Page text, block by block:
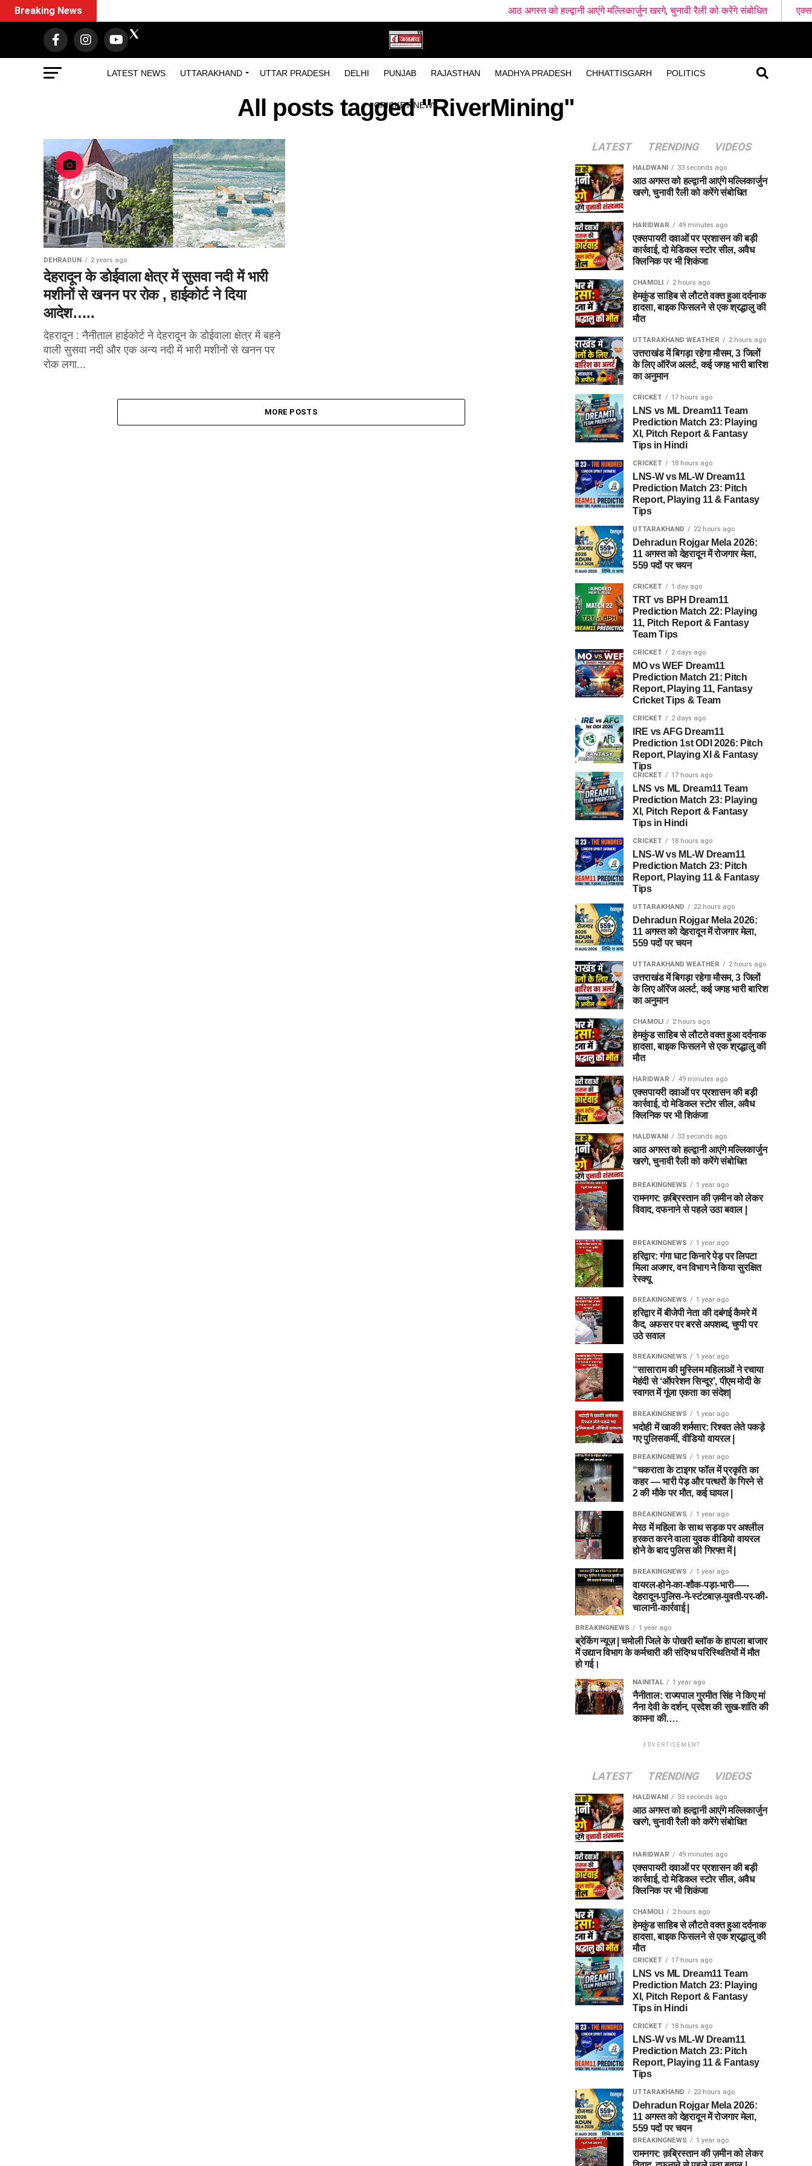
LATEST NEWS UTTARAKHAND UTTAR PRADESH DELHI PUNJAB RAJASTHAN MADHYA PRADESH CHHATTISGARH POLITICS
CRICKET NEWS
Breaking News आठ अगस्त को हल्द्वानी आएंगे मल्लिकार्जुन खरगे, चुनावी रैली को करेंगे संबोधित एक्सपायरी दवाओं
All posts tagged "RiverMining"
DEHRADUN 2 years ago
देहरादून के डोईवाला क्षेत्र में सुसवा नदी में भारी
मशीनों से खनन पर रोक , हाईकोर्ट ने दिया
आदेश…..
देहरादून : नैनीताल हाईकोर्ट ने देहरादून के डोईवाला क्षेत्र में बहने
वाली सुसवा नदी और एक अन्य नदी में भारी मशीनों से खनन पर
रोक लगा...
MORE POSTS
LATEST TRENDING VIDEOS
HALDWANI 33 seconds ago
आठ अगस्त को हल्द्वानी आएंगे मल्लिकार्जुन
खरगे, चुनावी रैली को करेंगे संबोधित
HARIDWAR 49 minutes ago
एक्सपायरी दवाओं पर प्रशासन की बड़ी
कार्रवाई, दो मेडिकल स्टोर सील, अवैध
क्लिनिक पर भी शिकंजा
CHAMOLI 2 hours ago
हेमकुंड साहिब से लौटते वक्त हुआ दर्दनाक
हादसा, बाइक फिसलने से एक श्रद्धालु की
मौत
UTTARAKHAND WEATHER 2 hours ago
उत्तराखंड में बिगड़ा रहेगा मौसम, 3 जिलों
के लिए ऑरेंज अलर्ट, कई जगह भारी बारिश
का अनुमान
CRICKET 17 hours ago
LNS vs ML Dream11 Team
Prediction Match 23: Playing
XI, Pitch Report & Fantasy
Tips in Hindi
CRICKET 18 hours ago
LNS-W vs ML-W Dream11
Prediction Match 23: Pitch
Report, Playing 11 & Fantasy
Tips
UTTARAKHAND 22 hours ago
Dehradun Rojgar Mela 2026:
11 अगस्त को देहरादून में रोजगार मेला,
559 पदों पर चयन
CRICKET 1 day ago
TRT vs BPH Dream11
Prediction Match 22: Playing
11, Pitch Report & Fantasy
Team Tips
CRICKET 2 days ago
MO vs WEF Dream11
Prediction Match 21: Pitch
Report, Playing 11, Fantasy
Cricket Tips & Team
CRICKET 2 days ago
IRE vs AFG Dream11
Prediction 1st ODI 2026: Pitch
Report, Playing XI & Fantasy
Tips
CRICKET 17 hours ago
LNS vs ML Dream11 Team
Prediction Match 23: Playing
XI, Pitch Report & Fantasy
Tips in Hindi
CRICKET 18 hours ago
LNS-W vs ML-W Dream11
Prediction Match 23: Pitch
Report, Playing 11 & Fantasy
Tips
UTTARAKHAND 22 hours ago
Dehradun Rojgar Mela 2026:
11 अगस्त को देहरादून में रोजगार मेला,
559 पदों पर चयन
UTTARAKHAND WEATHER 2 hours ago
उत्तराखंड में बिगड़ा रहेगा मौसम, 3 जिलों
के लिए ऑरेंज अलर्ट, कई जगह भारी बारिश
का अनुमान
CHAMOLI 2 hours ago
हेमकुंड साहिब से लौटते वक्त हुआ दर्दनाक
हादसा, बाइक फिसलने से एक श्रद्धालु की
मौत
HARIDWAR 49 minutes ago
एक्सपायरी दवाओं पर प्रशासन की बड़ी
कार्रवाई, दो मेडिकल स्टोर सील, अवैध
क्लिनिक पर भी शिकंजा
HALDWANI 33 seconds ago
आठ अगस्त को हल्द्वानी आएंगे मल्लिकार्जुन
खरगे, चुनावी रैली को करेंगे संबोधित
BREAKINGNEWS 1 year ago
रामनगर: क़ब्रिस्तान की ज़मीन को लेकर
विवाद, दफनाने से पहले उठा बवाल |
BREAKINGNEWS 1 year ago
हरिद्वार: गंगा घाट किनारे पेड़ पर लिपटा
मिला अजगर, वन विभाग ने किया सुरक्षित
रेस्क्यू
BREAKINGNEWS 1 year ago
हरिद्वार में बीजेपी नेता की दबंगई कैमरे में
कैद, अफसर पर बरसे अपशब्द, चुप्पी पर
उठे सवाल
BREAKINGNEWS 1 year ago
“सासाराम की मुस्लिम महिलाओं ने रचाया
मेहंदी से ‘ऑपरेशन सिन्दूर’, पीएम मोदी के
स्वागत में गूंजा एकता का संदेश|
BREAKINGNEWS 1 year ago
भदोही में खाकी शर्मसार: रिश्वत लेते पकड़े
गए पुलिसकर्मी, वीडियो वायरल |
BREAKINGNEWS 1 year ago
“चकराता के टाइगर फॉल में प्रकृति का
कहर — भारी पेड़ और पत्थरों के गिरने से
2 की मौके पर मौत, कई घायल |
BREAKINGNEWS 1 year ago
मेरठ में महिला के साथ सड़क पर अश्लील
हरकत करने वाला युवक वीडियो वायरल
होने के बाद पुलिस की गिरफ्त में |
BREAKINGNEWS 1 year ago
वायरल-होने-का-शौक-पड़ा-भारी-—-
देहरादून-पुलिस-ने-स्टंटबाज़-युवती-पर-की-
चालानी-कार्रवाई |
BREAKINGNEWS 1 year ago
ब्रेकिंग न्यूज़ | चमोली जिले के पोखरी ब्लॉक के हापला बाजार
में उद्यान विभाग के कर्मचारी की संदिग्ध परिस्थितियों में मौत
हो गई।
NAINITAL 1 year ago
नैनीताल: राज्यपाल गुरमीत सिंह ने किए मां
नैना देवी के दर्शन, प्रदेश की सुख-शांति की
कामना की….
ADVERTISEMENT
LATEST TRENDING VIDEOS
HALDWANI 33 seconds ago
आठ अगस्त को हल्द्वानी आएंगे मल्लिकार्जुन
खरगे, चुनावी रैली को करेंगे संबोधित
HARIDWAR 49 minutes ago
एक्सपायरी दवाओं पर प्रशासन की बड़ी
कार्रवाई, दो मेडिकल स्टोर सील, अवैध
क्लिनिक पर भी शिकंजा
CHAMOLI 2 hours ago
हेमकुंड साहिब से लौटते वक्त हुआ दर्दनाक
हादसा, बाइक फिसलने से एक श्रद्धालु की
मौत
CRICKET 17 hours ago
LNS vs ML Dream11 Team
Prediction Match 23: Playing
XI, Pitch Report & Fantasy
Tips in Hindi
CRICKET 18 hours ago
LNS-W vs ML-W Dream11
Prediction Match 23: Pitch
Report, Playing 11 & Fantasy
Tips
UTTARAKHAND 22 hours ago
Dehradun Rojgar Mela 2026:
11 अगस्त को देहरादून में रोजगार मेला,
559 पदों पर चयन
BREAKINGNEWS 1 year ago
रामनगर: क़ब्रिस्तान की ज़मीन को लेकर